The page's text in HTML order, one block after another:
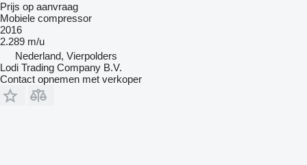
Prijs op aanvraag
Mobiele compressor
2016
2.289 m/u
Nederland, Vierpolders
Lodi Trading Company B.V.
Contact opnemen met verkoper